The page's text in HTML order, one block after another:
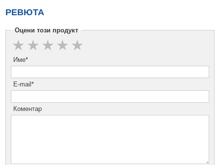
РЕВЮТА
Оцени този продукт
Име*
E-mail*
Коментар